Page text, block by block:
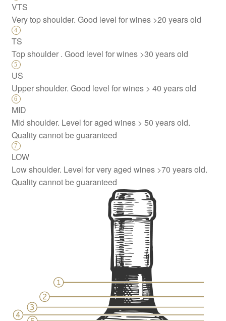
VTS
Very top shoulder. Good level for wines >20 years old
TS
Top shoulder . Good level for wines >30 years old
US
Upper shoulder. Good level for wines > 40 years old
MID
Mid shoulder. Level for aged wines > 50 years old.
Quality cannot be guaranteed
LOW
Low shoulder. Level for very aged wines >70 years old.
Quality cannot be guaranteed